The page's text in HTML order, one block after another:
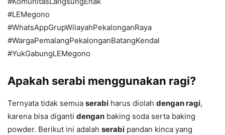
#LEMegono
#WhatsAppGrupWilayahPekalonganRaya
#WargaPemalangPekalonganBatangKendal
#YukGabungLEMegono
Apakah serabi menggunakan ragi?
Ternyata tidak semua serabi harus diolah dengan ragi,
karena bisa diganti dengan baking soda serta baking
powder. Berikut ini adalah serabi pandan kinca yang